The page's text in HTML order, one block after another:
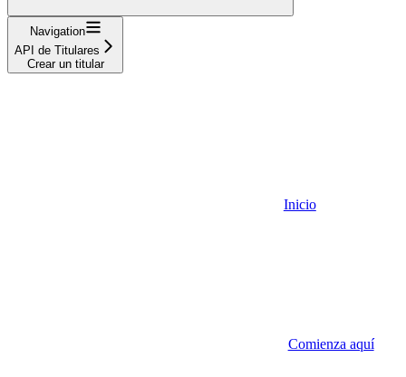
Navigation
API de Titulares
Crear un titular
Inicio
Comienza aquí